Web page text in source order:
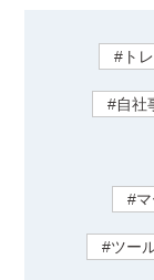
#ト
#自社
#
#ツー